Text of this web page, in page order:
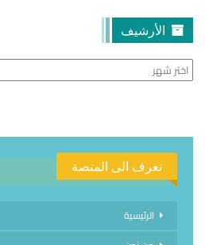
الأرشيف
الأرشيف
تعرف الى المنصة
الرئيسية